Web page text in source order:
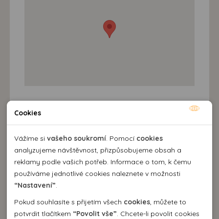
Destinace a výlety
Cookies
Vážíme si vašeho soukromí . Pomocí cookies
analyzujeme návštěvnost, přizpůsobujeme obsah a
reklamy podle vašich potřeb. Informace o tom, k čemu
používáme jednotlivé cookies naleznete v možnosti
“Nastavení”
Pokud souhlasíte s přijetím všech cookies , můžete to
potvrdit tlačítkem “Povolit vše” . Chcete-li povolit cookies
Nutné cookies pomáhají, aby byla webová stránka
použitelná tak, že umožní základní funkce jako navigace
stránky a přístup k zabezpečeným sekcím webové stránky.
Webová stránka nemůže správně fungovat bez těchto
cookies.
Analytické cookies